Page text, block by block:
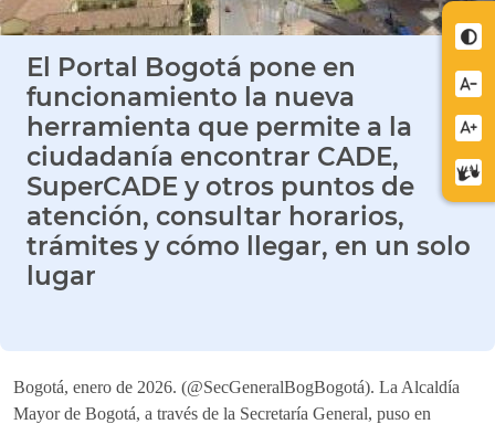
de
El Portal Bogotá pone en
funcionamiento la nueva
herramienta que permite a la
ciudadanía encontrar CADE,
SuperCADE y otros puntos de
atención, consultar horarios,
trámites y cómo llegar, en un solo
lugar
Bogotá, enero de 2026. (@SecGeneralBogBogotá). La Alcaldía
Mayor de Bogotá, a través de la Secretaría General, puso en